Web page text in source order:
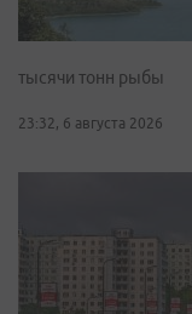
тысячи тонн рыбы
23:32, 6 августа 2026